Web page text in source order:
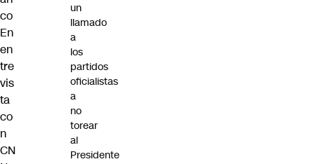
co
En
en
tre
vis
ta
co
n
CN
un
llamado
a
los
partidos
oficialistas
a
no
torear
al
Presidente